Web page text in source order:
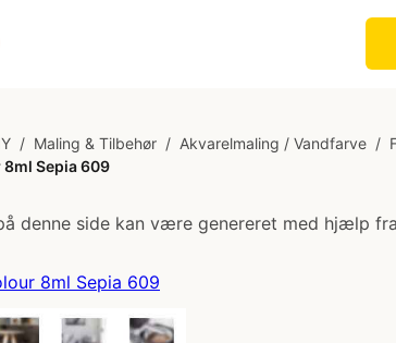
/ Maling & Tilbehør / Akvarelmaling / Vandfarve /
Sepia 609
denne side kan være genereret med hjælp